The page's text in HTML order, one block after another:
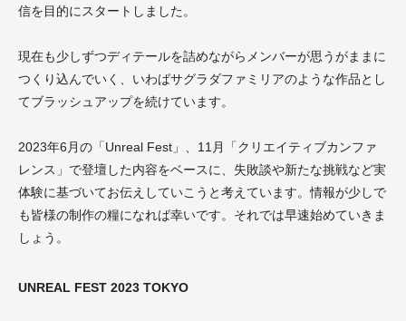
信を目的にスタートしました。
現在も少しずつディテールを詰めながらメンバーが思うがままに
つくり込んでいく、いわばサグラダファミリアのような作品とし
てブラッシュアップを続けています。
2023年6月の「Unreal Fest」、11月「クリエイティブカンファ
レンス」で登壇した内容をベースに、失敗談や新たな挑戦など実
体験に基づいてお伝えしていこうと考えています。情報が少しで
も皆様の制作の糧になれば幸いです。それでは早速始めていきま
しょう。
UNREAL FEST 2023 TOKYO